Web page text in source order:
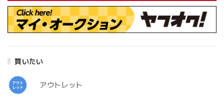
買いたい
アウトレット